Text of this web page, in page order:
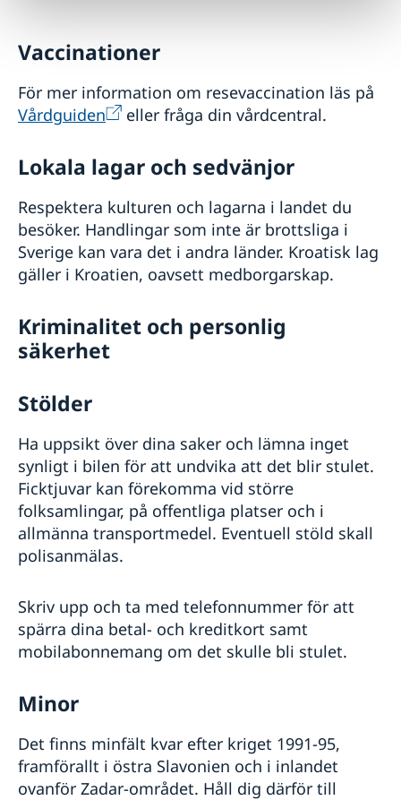
Vaccinationer
För mer information om resevaccination läs på
Vårdguiden
eller fråga din vårdcentral.
Lokala lagar och sedvänjor
Respektera kulturen och lagarna i landet du
besöker. Handlingar som inte är brottsliga i
Sverige kan vara det i andra länder. Kroatisk lag
gäller i Kroatien, oavsett medborgarskap.
Kriminalitet och personlig
säkerhet
Stölder
Ha uppsikt över dina saker och lämna inget
synligt i bilen för att undvika att det blir stulet.
Ficktjuvar kan förekomma vid större
folksamlingar, på offentliga platser och i
allmänna transportmedel. Eventuell stöld skall
polisanmälas.
Skriv upp och ta med telefonnummer för att
spärra dina betal- och kreditkort samt
mobilabonnemang om det skulle bli stulet.
Minor
Det finns minfält kvar efter kriget 1991-95,
framförallt i östra Slavonien och i inlandet
ovanför Zadar-området. Håll dig därför till